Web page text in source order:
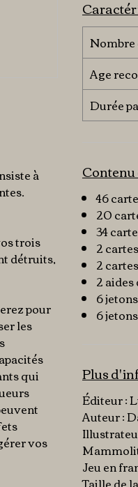
à
trois
détruits,
pour
les
qui
vos
Nombre
Age
Durée
46
20
34
2
2
2 aides
6
6
Plus
Éditeur :
Auteur :
Jeu en